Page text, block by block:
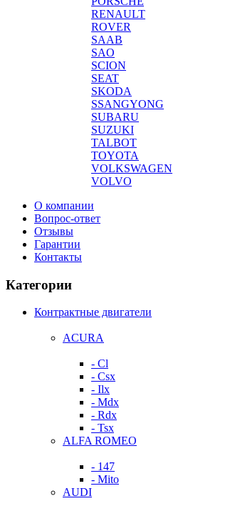
RENAULT
ROVER
SAAB
SAO
SCION
SEAT
SKODA
SSANGYONG
SUBARU
SUZUKI
TALBOT
TOYOTA
VOLKSWAGEN
VOLVO
О компании
Вопрос-ответ
Отзывы
Гарантии
Контакты
Категории
Контрактные двигатели
ACURA
- Cl
- Csx
- Ilx
- Mdx
- Rdx
- Tsx
ALFA ROMEO
- 147
- Mito
AUDI